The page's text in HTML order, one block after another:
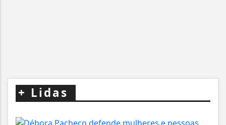
+ Lidas